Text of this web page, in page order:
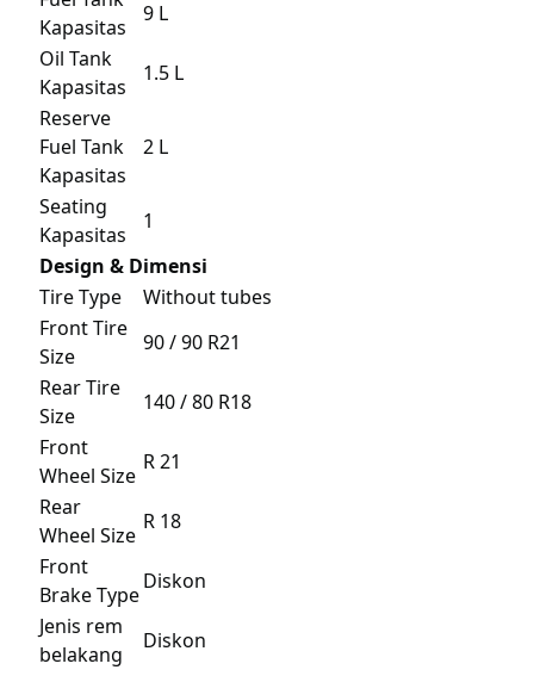
Kapasitas
9 L
Oil Tank
Kapasitas
1.5 L
Reserve
Fuel Tank
Kapasitas
2 L
Seating
Kapasitas
1
Design & Dimensi
Tire Type
Without tubes
Front Tire
Size
90 / 90 R21
Rear Tire
Size
140 / 80 R18
Front
Wheel Size
R 21
Rear
Wheel Size
R 18
Front
Brake Type
Diskon
Jenis rem
belakang
Diskon